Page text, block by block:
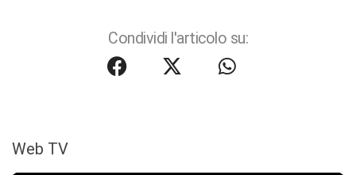
Condividi l'articolo su:
Web TV